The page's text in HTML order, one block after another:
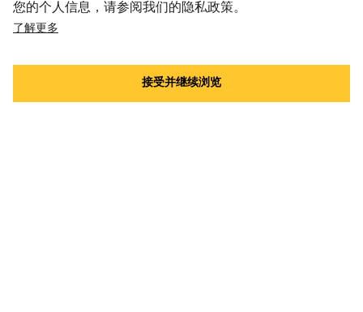
您的个人信息，请参阅我们的隐私政策。
了解更多
接受并继续浏览